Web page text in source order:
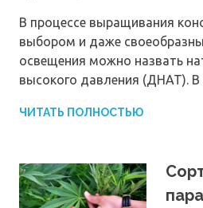
В процессе выращивания
выбором и даже
освещения можно назвать
высокого давления (ДНАТ).
ЧИТАТЬ ПОЛНОСТЬЮ